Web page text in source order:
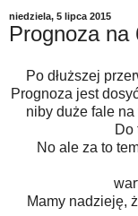
niedziela, 5 lipca 2015
Prognoza na
Po dłuższej
Prognoza jest
niby duże fale
Do
No ale za to
Mamy nadzieję,